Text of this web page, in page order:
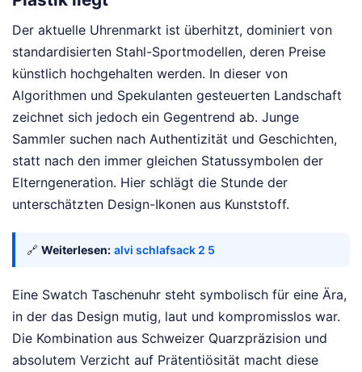
Der aktuelle Uhrenmarkt ist überhitzt, dominiert von
standardisierten Stahl-Sportmodellen, deren Preise
künstlich hochgehalten werden. In dieser von
Algorithmen und Spekulanten gesteuerten Landschaft
zeichnet sich jedoch ein Gegentrend ab. Junge
Sammler suchen nach Authentizität und Geschichten,
statt nach den immer gleichen Statussymbolen der
Elterngeneration. Hier schlägt die Stunde der
unterschätzten Design-Ikonen aus Kunststoff.
🔗 Weiterlesen: alvi schlafsack 2 5
Eine Swatch Taschenuhr steht symbolisch für eine Ära,
in der das Design mutig, laut und kompromisslos war.
Die Kombination aus Schweizer Quarzpräzision und
absolutem Verzicht auf Prätentiösität macht diese